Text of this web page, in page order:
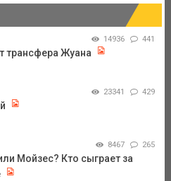
14936 441
трансфера Жуана
23341 429
8467 265
Мойзес? Кто сыграет за